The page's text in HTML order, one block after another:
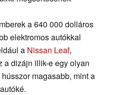
a 640 000 dolláros
elektromos autókkal
a Nissan Leaf,
a dizájn illik-e egy olyan
magasabb, mint a